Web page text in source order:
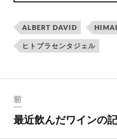
ALBERT DAVID
ヒトプラセンタジェル
前
最近飲んだワインの